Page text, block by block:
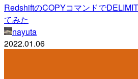
RedshiftのCOPYコマンドで
てみた
nayuta
2022.01.06